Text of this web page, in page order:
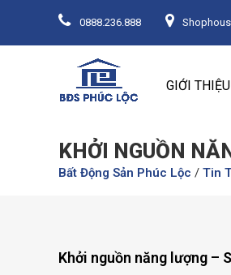
0888.236.888
GIỚI THIỆU
KHỞI NGUỒN
Bất Động Sản Phúc Lộc / Tin
Khởi nguồn năng lượng –